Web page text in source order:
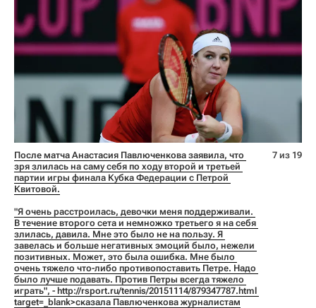
После матча Анастасия Павлюченкова заявила, что
зря злилась на саму себя по ходу второй и третьей
партии игры финала Кубка Федерации с Петрой
Квитовой.
"Я очень расстроилась, девочки меня поддерживали.
В течение второго сета и немножко третьего я на себя
злилась, давила. Мне это было не на пользу. Я
завелась и больше негативных эмоций было, нежели
позитивных. Может, это была ошибка. Мне было
очень тяжело что-либо противопоставить Петре. Надо
было лучше подавать. Против Петры всегда тяжело
играть", - http://rsport.ru/tennis/20151114/879347787.html
target=_blank>сказала Павлюченкова журналистам
7 из 19